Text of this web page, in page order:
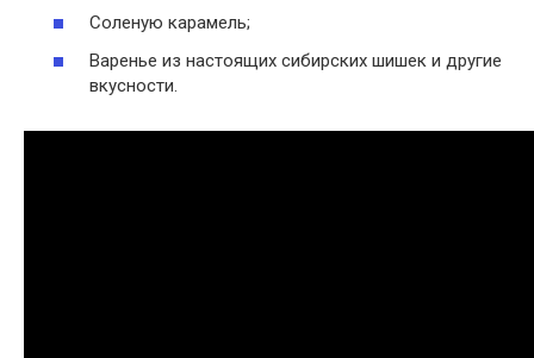
Соленую карамель;
Варенье из настоящих сибирских шишек и другие
вкусности.